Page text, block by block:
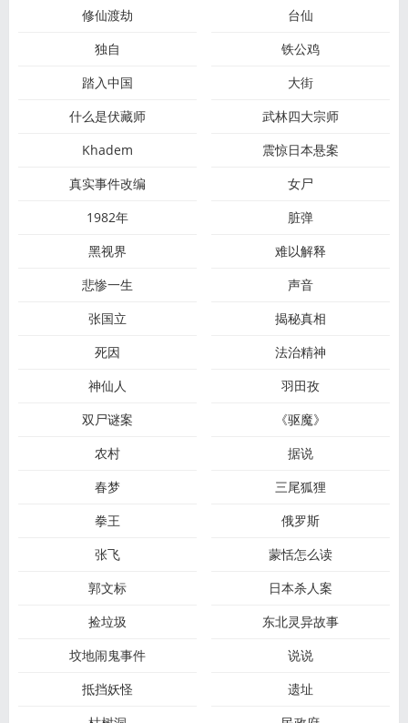
修仙渡劫
台仙
独自
铁公鸡
踏入中国
大街
什么是伏藏师
武林四大宗师
Khadem
震惊日本悬案
真实事件改编
女尸
1982年
脏弹
黑视界
难以解释
悲惨一生
声音
张国立
揭秘真相
死因
法治精神
神仙人
羽田孜
双尸谜案
《驱魔》
农村
据说
春梦
三尾狐狸
拳王
俄罗斯
张飞
蒙恬怎么读
郭文标
日本杀人案
捡垃圾
东北灵异故事
坟地闹鬼事件
说说
抵挡妖怪
遗址